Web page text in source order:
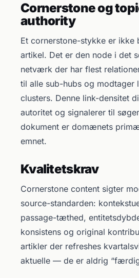
Cornerstone og
authority
Et cornerstone-stykke er ikke
artikel. Det er den node i det
netværk der har flest
til alle sub-hubs og modtager
clusters. Denne link-densitet
autoritet og signalerer til
dokument er domænets
emnet.
Kvalitetskrav
Cornerstone content sigter
source-standarden:
passage-tæthed,
konsistens og original
artikler der refreshes
aktuelle — de er aldrig